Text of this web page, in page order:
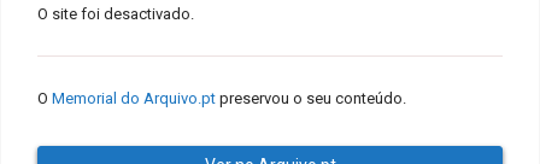
O site foi desactivado.
O Memorial do Arquivo.pt preservou o seu conteúdo.